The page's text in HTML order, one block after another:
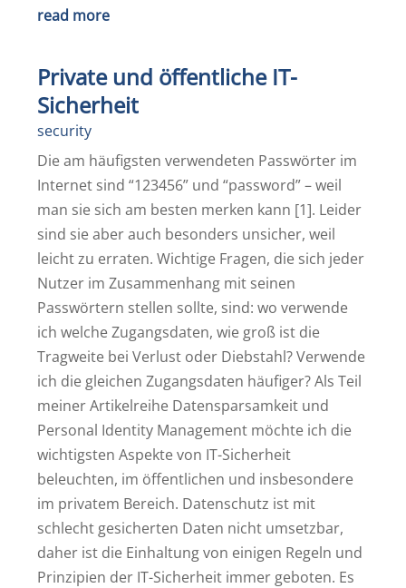
read more
Private und öffentliche IT-
Sicherheit
security
Die am häufigsten verwendeten Passwörter im
Internet sind “123456” und “password” – weil
man sie sich am besten merken kann [1]. Leider
sind sie aber auch besonders unsicher, weil
leicht zu erraten. Wichtige Fragen, die sich jeder
Nutzer im Zusammenhang mit seinen
Passwörtern stellen sollte, sind: wo verwende
ich welche Zugangsdaten, wie groß ist die
Tragweite bei Verlust oder Diebstahl? Verwende
ich die gleichen Zugangsdaten häufiger? Als Teil
meiner Artikelreihe Datensparsamkeit und
Personal Identity Management möchte ich die
wichtigsten Aspekte von IT-Sicherheit
beleuchten, im öffentlichen und insbesondere
im privatem Bereich. Datenschutz ist mit
schlecht gesicherten Daten nicht umsetzbar,
daher ist die Einhaltung von einigen Regeln und
Prinzipien der IT-Sicherheit immer geboten. Es